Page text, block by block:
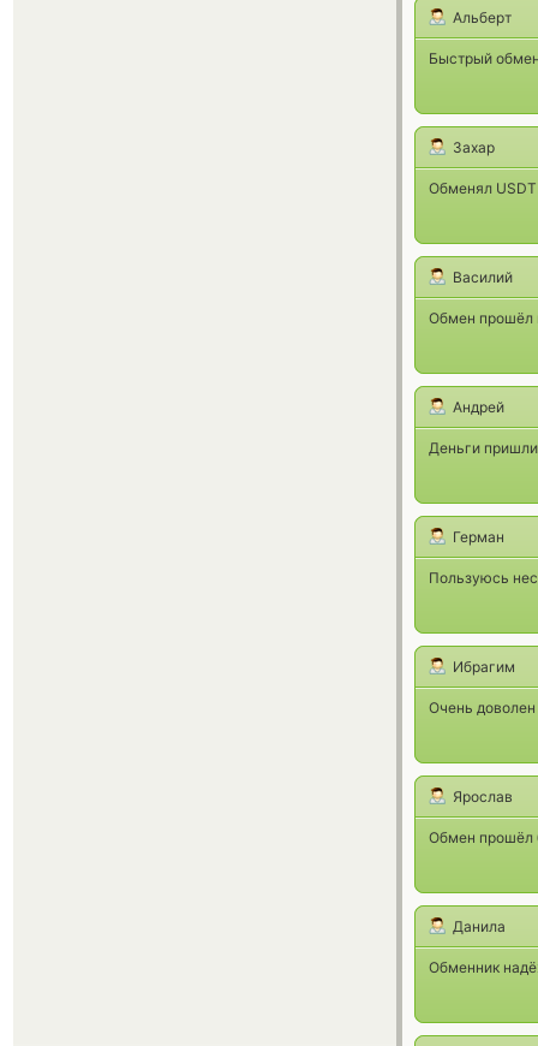
Альберт
Быстрый
Захар
Обменял
Василий
Обмен прошёл
Андрей
Деньги
Герман
Пользуюсь
Ибрагим
Очень
Ярослав
Обмен прошёл
Данила
Обменник